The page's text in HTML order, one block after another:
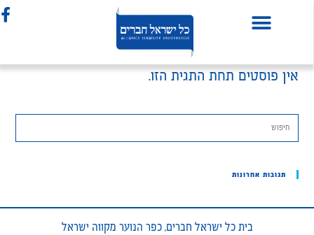
אין פוסטים תחת התגית הזו.
תגובות אחרונות
בית כל ישראל חברים, כפר הנוער מקווה ישראל